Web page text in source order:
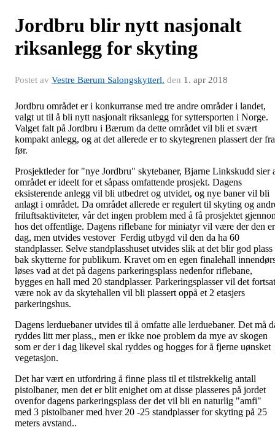
Jordbru blir nytt nasjonalt
riksanlegg for skyting
Postet av Vestre Bærum Salongskytterl. den 1. apr 2018
Jordbru området er i konkurranse med tre andre områder i landet,
valgt ut til å bli nytt nasjonalt riksanlegg for syttersporten i Norge.
Valget falt på Jordbru i Bærum da dette området vil bli et svært
kompakt anlegg, og at det allerede er to skytegrenen plassert der fra
før.
Prosjektleder for "nye Jordbru" skytebaner, Bjarne Linkskudd sier
området er ideelt for et såpass omfattende prosjekt. Dagens
eksisterende anlegg vil bli utbedret og utvidet, og nye baner vil bli
anlagt i området. Da området allerede er regulert til skyting og
friluftsaktiviteter, vår det ingen problem med å få prosjektet
hos det offentlige. Dagens riflebane for miniatyr vil være der den
dag, men utvides vestover Ferdig utbygd vil den da ha 60
standplasser. Selve standplasshuset utvides slik at det blir god plass
bak skytterne for publikum. Kravet om en egen finalehall
løses vad at det på dagens parkeringsplass nedenfor riflebane,
bygges en hall med 20 standplasser. Parkeringsplasser vil det
være nok av da skytehallen vil bli plassert oppå et 2 etasjers
parkeringshus.
Dagens lerduebaner utvides til å omfatte alle lerduebaner. Det må
ryddes litt mer plass,, men er ikke noe problem da mye av skogen
som er der i dag likevel skal ryddes og hogges for å fjerne uønsket
vegetasjon.
Det har vært en utfordring å finne plass til et tilstrekkelig antall
pistolbaner, men det er blit enighet om at disse plasseres på jordet
ovenfor dagens parkeringsplass der det vil bli en naturlig "amfi"
med 3 pistolbaner med hver 20 -25 standplasser for skyting på 25
meters avstand..